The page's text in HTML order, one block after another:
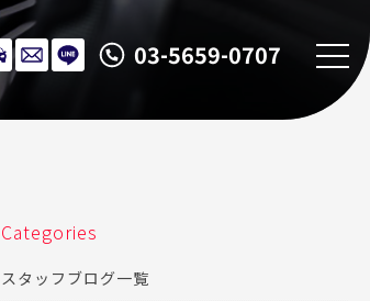
03-5659-0707
Categories
スタッフブログ一覧